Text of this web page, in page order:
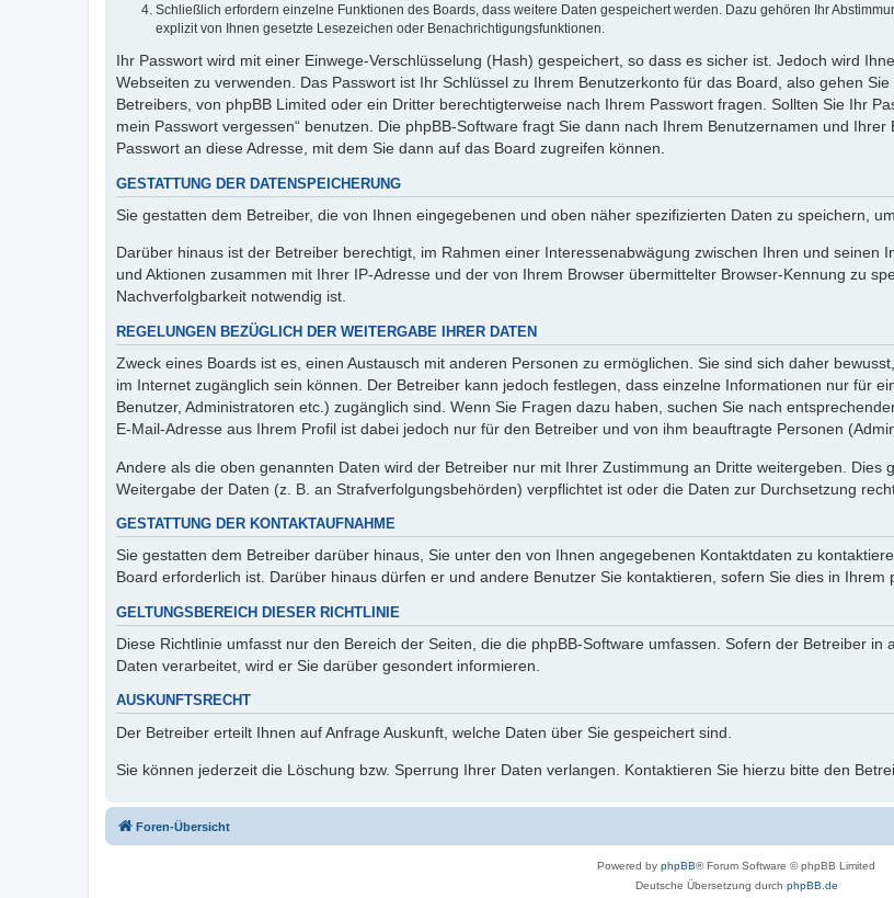
Schließlich erfordern einzelne Funktionen des Boards, dass weitere Daten gespeichert werden. Dazu gehören Ihr
explizit von Ihnen gesetzte Lesezeichen oder Benachrichtigungsfunktionen.
Ihr Passwort wird mit einer Einwege-Verschlüsselung (Hash) gespeichert, so dass es sicher ist. Jedoch wird
Webseiten zu verwenden. Das Passwort ist Ihr Schlüssel zu Ihrem Benutzerkonto für das Board, also gehen
Betreibers, von phpBB Limited oder ein Dritter berechtigterweise nach Ihrem Passwort fragen. Sollten Sie Ihr
mein Passwort vergessen“ benutzen. Die phpBB-Software fragt Sie dann nach Ihrem Benutzernamen und
Passwort an diese Adresse, mit dem Sie dann auf das Board zugreifen können.
GESTATTUNG DER DATENSPEICHERUNG
Sie gestatten dem Betreiber, die von Ihnen eingegebenen und oben näher spezifizierten Daten zu speichern,
Darüber hinaus ist der Betreiber berechtigt, im Rahmen einer Interessenabwägung zwischen Ihren und seinen
und Aktionen zusammen mit Ihrer IP-Adresse und der von Ihrem Browser übermittelter Browser-Kennung zu
Nachverfolgbarkeit notwendig ist.
REGELUNGEN BEZÜGLICH DER WEITERGABE IHRER DATEN
Zweck eines Boards ist es, einen Austausch mit anderen Personen zu ermöglichen. Sie sind sich daher
im Internet zugänglich sein können. Der Betreiber kann jedoch festlegen, dass einzelne Informationen nur für
Benutzer, Administratoren etc.) zugänglich sind. Wenn Sie Fragen dazu haben, suchen Sie nach
E-Mail-Adresse aus Ihrem Profil ist dabei jedoch nur für den Betreiber und von ihm beauftragte Personen
Andere als die oben genannten Daten wird der Betreiber nur mit Ihrer Zustimmung an Dritte weitergeben.
Weitergabe der Daten (z. B. an Strafverfolgungsbehörden) verpflichtet ist oder die Daten zur Durchsetzung
GESTATTUNG DER KONTAKTAUFNAHME
Sie gestatten dem Betreiber darüber hinaus, Sie unter den von Ihnen angegebenen Kontaktdaten zu
Board erforderlich ist. Darüber hinaus dürfen er und andere Benutzer Sie kontaktieren, sofern Sie dies in Ihrem
GELTUNGSBEREICH DIESER RICHTLINIE
Diese Richtlinie umfasst nur den Bereich der Seiten, die die phpBB-Software umfassen. Sofern der Betreiber
Daten verarbeitet, wird er Sie darüber gesondert informieren.
AUSKUNFTSRECHT
Der Betreiber erteilt Ihnen auf Anfrage Auskunft, welche Daten über Sie gespeichert sind.
Sie können jederzeit die Löschung bzw. Sperrung Ihrer Daten verlangen. Kontaktieren Sie hierzu bitte den
Foren-Übersicht
Powered by phpBB® Forum Software © phpBB Limited
Deutsche Übersetzung durch phpBB.de